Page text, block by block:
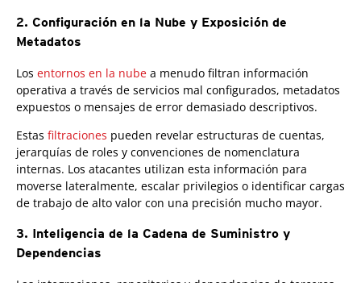
2. Configuración en la Nube y Exposición de
Metadatos
Los entornos en la nube a menudo filtran información
operativa a través de servicios mal configurados, metadatos
expuestos o mensajes de error demasiado descriptivos.
Estas filtraciones pueden revelar estructuras de cuentas,
jerarquías de roles y convenciones de nomenclatura
internas. Los atacantes utilizan esta información para
moverse lateralmente, escalar privilegios o identificar cargas
de trabajo de alto valor con una precisión mucho mayor.
3. Inteligencia de la Cadena de Suministro y
Dependencias